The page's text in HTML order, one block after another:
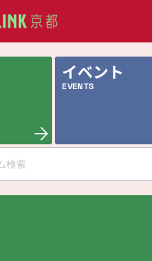
イベント
EVENTS